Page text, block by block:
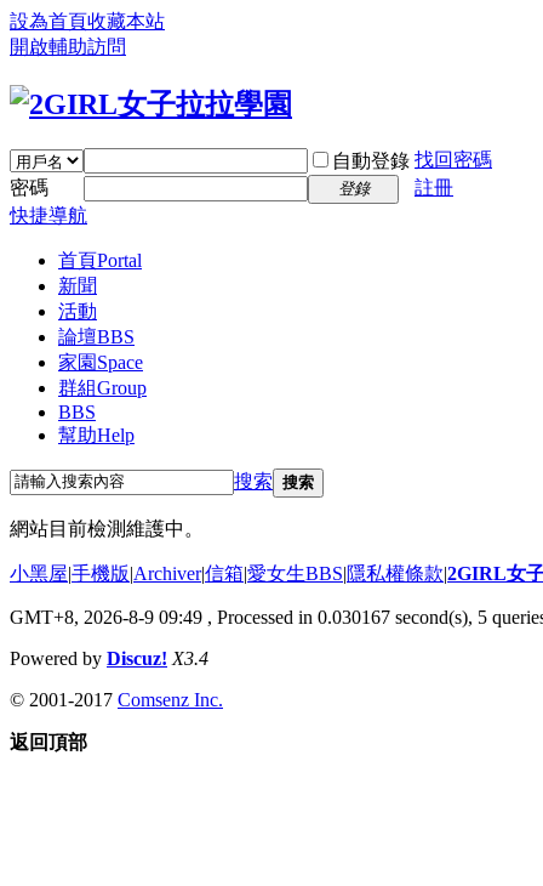
設為首頁收藏本站
開啟輔助訪問
自動登錄 找回密碼
密碼
登錄
註冊
快捷導航
首頁Portal
新聞
活動
論壇BBS
家園 Space
群組Group
BBS
幫助Help
搜索 搜索
網站目前檢測維護中。
小黑屋|手機版|Archiver|信箱|愛女生BBS|隱私權條款|2GIRL女
GMT+8, 2026-8-9 09:49 , Processed in 0.030167 second(s), 5
Powered by Discuz! X3.4
© 2001-2017 Comsenz Inc.
返回頂部